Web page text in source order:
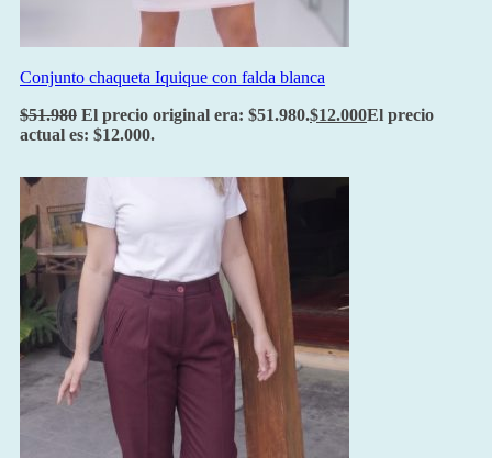
Conjunto chaqueta Iquique con falda blanca
$51.980 El precio original era: $51.980.$12.000El precio
actual es: $12.000.